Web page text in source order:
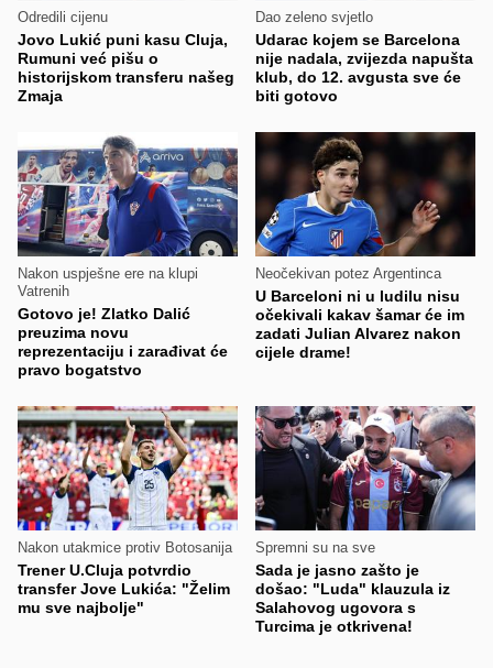
Odredili cijenu
Jovo Lukić puni kasu Cluja,
Rumuni već pišu o
historijskom transferu našeg
Zmaja
Dao zeleno svjetlo
Udarac kojem se Barcelona
nije nadala, zvijezda napušta
klub, do 12. avgusta sve će
biti gotovo
Nakon uspješne ere na klupi
Vatrenih
Gotovo je! Zlatko Dalić
preuzima novu
reprezentaciju i zarađivat će
pravo bogatstvo
Neočekivan potez Argentinca
U Barceloni ni u ludilu nisu
očekivali kakav šamar će im
zadati Julian Alvarez nakon
cijele drame!
Nakon utakmice protiv Botosanija
Trener U.Cluja potvrdio
transfer Jove Lukića: "Želim
mu sve najbolje"
Spremni su na sve
Sada je jasno zašto je
došao: "Luda" klauzula iz
Salahovog ugovora s
Turcima je otkrivena!